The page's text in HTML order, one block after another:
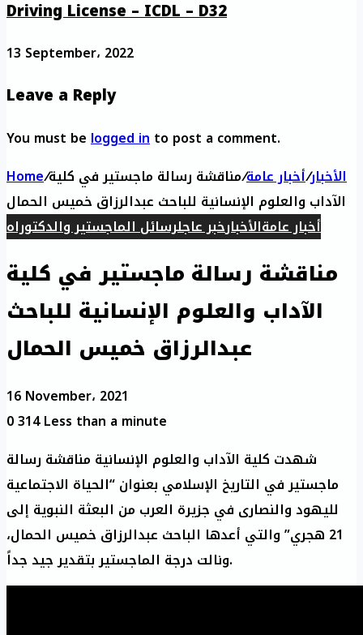
Driving License – ICDL – D32
13 September، 2022
Leave a Reply
You must belogged into post a comment.
Home/ الأخبار/أخبار عامة/مناقشة رسالة ماجستير في كلية
الآداب والعلوم الإنسانية للباحث عبدالرزاق خميس الحمال
أخبار عامةالأخبارخبر عاجلرسائل الماجستير والدكتوراه
مناقشة رسالة ماجستير في كلية
الآداب والعلوم الإنسانية للباحث
عبدالرزاق خميس الحمال
16 November، 2021
0314Less than a minute
شهدت كلية الآداب والعلوم الإنسانية مناقشة رسالة
ماجستير في التاريخ الإسلامي بعنوان “الحياة الاجتماعية
لليهود والنصارى في جزيرة العرب من البعثة النبوية إلى
21 هجري” والتي أعدها الباحث عبدالرزاق خميس الحمال،
ونالت درجة الماجستير بتقدير جيد جداً.